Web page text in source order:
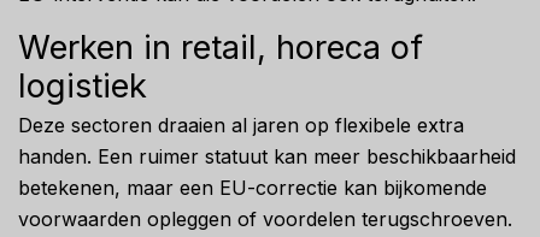
Werken in retail, horeca of
logistiek
Deze sectoren draaien al jaren op flexibele extra
handen. Een ruimer statuut kan meer beschikbaarheid
betekenen, maar een EU-correctie kan bijkomende
voorwaarden opleggen of voordelen terugschroeven.